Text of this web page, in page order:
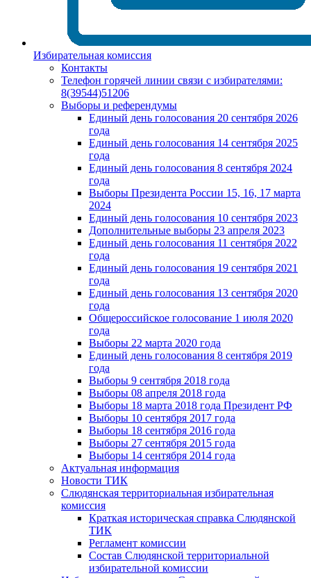
Избирательная комиссия
Контакты
Телефон горячей линии связи с избирателями:
8(39544)51206
Выборы и референдумы
Единый день голосования 20 сентября 2026
года
Единый день голосования 14 сентября 2025
года
Единый день голосования 8 сентября 2024
года
Выборы Президента России 15, 16, 17 марта
2024
Единый день голосования 10 сентября 2023
Дополнительные выборы 23 апреля 2023
Единый день голосования 11 сентября 2022
года
Единый день голосования 19 сентября 2021
года
Единый день голосования 13 сентября 2020
года
Общероссийское голосование 1 июля 2020
года
Выборы 22 марта 2020 года
Единый день голосования 8 сентября 2019
года
Выборы 9 сентября 2018 года
Выборы 08 апреля 2018 года
Выборы 18 марта 2018 года Президент РФ
Выборы 10 сентября 2017 года
Выборы 18 сентября 2016 года
Выборы 27 сентября 2015 года
Выборы 14 сентября 2014 года
Актуальная информация
Новости ТИК
Слюдянская территориальная избирательная
комиссия
Краткая историческая справка Слюдянской
ТИК
Регламент комиссии
Состав Слюдянской территориальной
избирательной комиссии